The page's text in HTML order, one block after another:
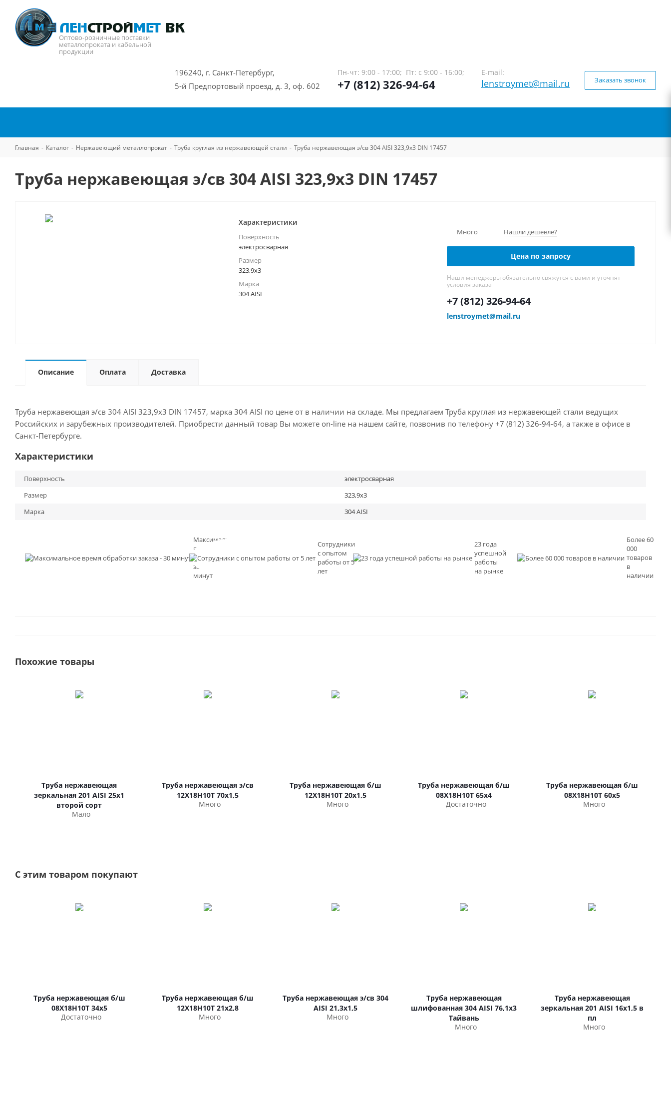
Оптово-розничные поставки
металлопроката и кабельной
продукции
196240, г. Санкт-Петербург,
5-й Предпортовый проезд, д. 3, оф. 602
Пн-чт: 9:00 - 17:00; Пт: с 9:00 - 16:00;
+7 (812) 326-94-64
E-mail:
lenstroymet@mail.ru Заказать звонок
Главная - Каталог - Нержавеющий металлопрокат - Труба круглая из нержавеющей стали - Труба нержавеющая э/св 304 AISI 323,9х3 DIN 17457
Труба нержавеющая э/св 304 AISI 323,9х3 DIN 17457
Характеристики
Поверхность
электросварная
Размер
323,9х3
Марка
304 AISI
Много Нашли дешевле?
Цена по запросу
Наши менеджеры обязательно свяжутся с вами и уточнят
условия заказа
+7 (812) 326-94-64
lenstroymet@mail.ru
Описание Оплата Доставка
Труба нержавеющая э/св 304 AISI 323,9х3 DIN 17457, марка 304 AISI по цене от в наличии на складе. Мы предлагаем Труба круглая из нержавеющей стали ведущих
Российских и зарубежных производителей. Приобрести данный товар Вы можете on-line на нашем сайте, позвонив по телефону +7 (812) 326-94-64, а также в офисе в
Санкт-Петербурге.
Характеристики
Поверхность
электросварная
Размер
323,9х3
Марка
304 AISI
Максимальное
время
обработки
заказа - 30
минут
Сотрудники
с опытом
работы от 5
лет
23 года
успешной
работы
на рынке
Более 60
000
товаров
в
наличии
Похожие товары
Труба нержавеющая
зеркальная 201 AISI 25х1
второй сорт
Мало
Труба нержавеющая э/св
12Х18Н10Т 70х1,5
Много
Труба нержавеющая б/ш
12Х18Н10Т 20х1,5
Много
Труба нержавеющая б/ш
08Х18Н10Т 65х4
Достаточно
Труба нержавеющая б/ш
08Х18Н10Т 60х5
Много
С этим товаром покупают
Труба нержавеющая б/ш
08Х18Н10Т 34х5
Достаточно
Труба нержавеющая б/ш
12Х18Н10Т 21х2,8
Много
Труба нержавеющая э/св 304
AISI 21,3х1,5
Много
Труба нержавеющая
шлифованная 304 AISI 76,1х3
Тайвань
Много
Труба нержавеющая
зеркальная 201 AISI 16х1,5 в
пл
Много